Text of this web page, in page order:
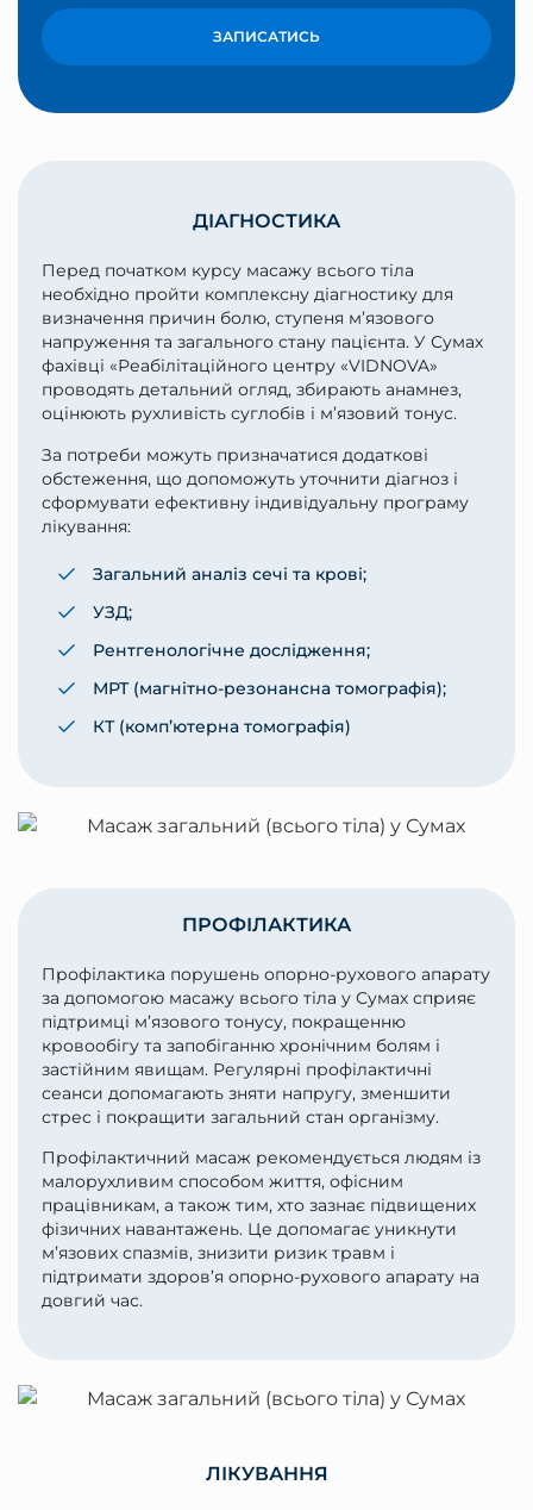
ЗАПИСАТИСЬ
ДІАГНОСТИКА
Перед початком курсу масажу всього тіла
необхідно пройти комплексну діагностику для
визначення причин болю, ступеня м’язового
напруження та загального стану пацієнта. У Сумах
фахівці «Реабілітаційного центру «VIDNOVA»
проводять детальний огляд, збирають анамнез,
оцінюють рухливість суглобів і м’язовий тонус.
За потреби можуть призначатися додаткові
обстеження, що допоможуть уточнити діагноз і
сформувати ефективну індивідуальну програму
лікування:
Загальний аналіз сечі та крові;
УЗД;
Рентгенологічне дослідження;
МРТ (магнітно-резонансна томографія);
КТ (комп’ютерна томографія)
ПРОФІЛАКТИКА
Профілактика порушень опорно-рухового апарату
за допомогою масажу всього тіла у Сумах сприяє
підтримці м’язового тонусу, покращенню
кровообігу та запобіганню хронічним болям і
застійним явищам. Регулярні профілактичні
сеанси допомагають зняти напругу, зменшити
стрес і покращити загальний стан організму.
Профілактичний масаж рекомендується людям із
малорухливим способом життя, офісним
працівникам, а також тим, хто зазнає підвищених
фізичних навантажень. Це допомагає уникнути
м’язових спазмів, знизити ризик травм і
підтримати здоров’я опорно-рухового апарату на
довгий час.
ЛІКУВАННЯ